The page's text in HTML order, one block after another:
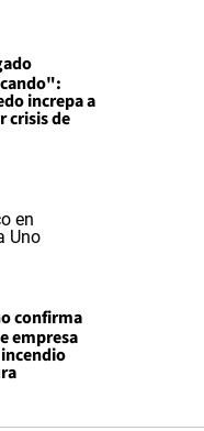
increpa a
crisis de
confirma
empresa